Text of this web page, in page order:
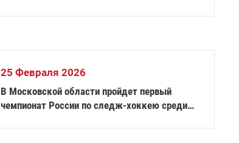
25 Февраля 2026
В Московской области пройдет первый
чемпионат России по следж-хоккею среди